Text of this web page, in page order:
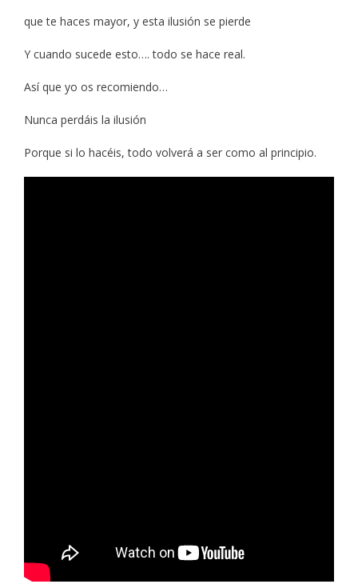
que te haces mayor, y esta ilusión se pierde
Y cuando sucede esto…. todo se hace real.
Así que yo os recomiendo…
Nunca perdáis la ilusión
Porque si lo hacéis, todo volverá a ser como al principio.